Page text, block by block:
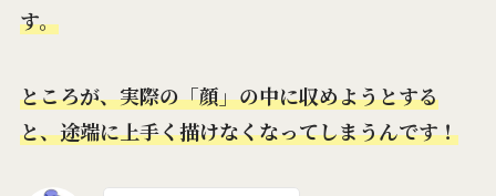
す。
ところが、実際の「顔」の中に収めようとする
と、途端に上手く描けなくなってしまうんです！